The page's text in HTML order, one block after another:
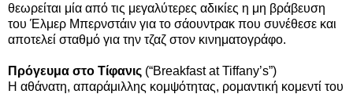
θεωρείται μία από τις μεγαλύτερες αδικίες η μη βράβευση
του Έλμερ Μπερνστάιν για το σάουντρακ που συνέθεσε και
αποτελεί σταθμό για την τζαζ στον κινηματογράφο.
Πρόγευμα στο Τίφανις (“Breakfast at Tiffany’s”)
Η αθάνατη, απαράμιλλης κομψότητας, ρομαντική κομεντί του